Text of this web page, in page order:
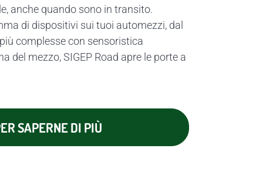
anche quando sono in transito.
di dispositivi sui tuoi automezzi, dal
complesse con sensoristica
del mezzo, SIGEP Road apre le porte a
SAPERNE DI PIÙ